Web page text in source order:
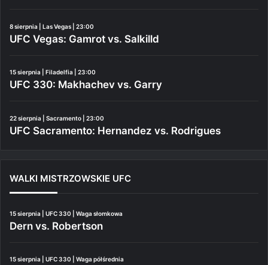
8 sierpnia | Las Vegas | 23:00
UFC Vegas: Gamrot vs. Salkilld
15 sierpnia | Filadelfia | 23:00
UFC 330: Makhachev vs. Garry
22 sierpnia | Sacramento | 23:00
UFC Sacramento: Hernandez vs. Rodrigues
WALKI MISTRZOWSKIE UFC
15 sierpnia | UFC 330 | Waga słomkowa
Dern vs. Robertson
15 sierpnia | UFC 330 | Waga półśrednia